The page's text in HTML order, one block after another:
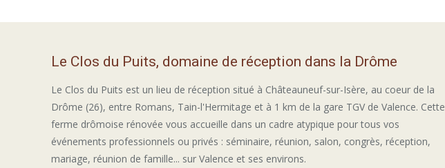
Le Clos du Puits, domaine de réception dans la Drôme
Le Clos du Puits est un lieu de réception situé à Châteauneuf-sur-Isère, au coeur de la
Drôme (26), entre Romans, Tain-l'Hermitage et à 1 km de la gare TGV de Valence. Cette
ferme drômoise rénovée vous accueille dans un cadre atypique pour tous vos
événements professionnels ou privés : séminaire, réunion, salon, congrès, réception,
mariage, réunion de famille... sur Valence et ses environs.